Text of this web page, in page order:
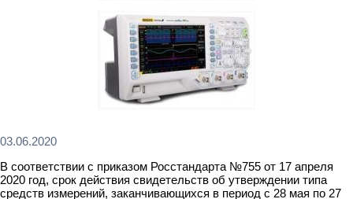
03.06.2020
В соответствии с приказом Росстандарта №755 от 17 апреля
2020 год, срок действия свидетельств об утверждении типа
средств измерений, заканчивающихся в период с 28 мая по 27